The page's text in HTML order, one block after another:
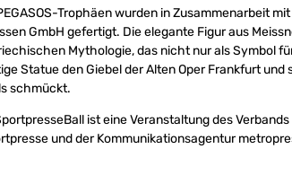
Trophäen wurden in Zusammenarbeit
GmbH gefertigt. Die elegante Figur aus
Mythologie, das nicht nur als Symbol
Statue den Giebel der Alten Oper Frankfurt
schmückt.
ist eine Veranstaltung des
und der Kommunikationsagentur